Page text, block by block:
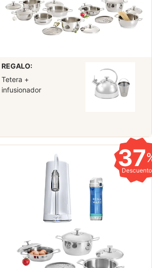
REGALO:
Tetera +
infusionador
37
Descuento